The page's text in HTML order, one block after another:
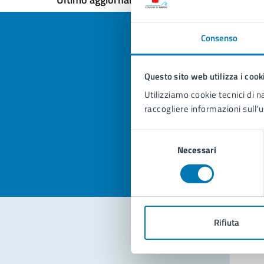
Consenso
Questo sito web utilizza i
Utilizziamo cookie tecnici di
raccogliere informazioni
Necessari
Rifiuta